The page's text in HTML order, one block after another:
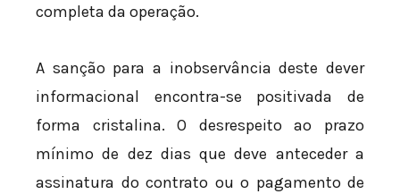
completa da operação.
A sanção para a inobservância deste dever
informacional encontra-se positivada de
forma cristalina. O desrespeito ao prazo
mínimo de dez dias que deve anteceder a
assinatura do contrato ou o pagamento de